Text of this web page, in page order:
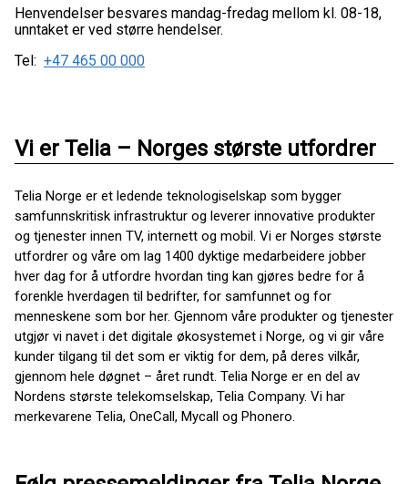
Henvendelser besvares mandag-fredag mellom kl. 08-18,
unntaket er ved større hendelser.
Tel: +47 465 00 000
Vi er Telia – Norges største utfordrer
Telia Norge er et ledende teknologiselskap som bygger
samfunnskritisk infrastruktur og leverer innovative produkter
og tjenester innen TV, internett og mobil. Vi er Norges største
utfordrer og våre om lag 1400 dyktige medarbeidere jobber
hver dag for å utfordre hvordan ting kan gjøres bedre for å
forenkle hverdagen til bedrifter, for samfunnet og for
menneskene som bor her. Gjennom våre produkter og tjenester
utgjør vi navet i det digitale økosystemet i Norge, og vi gir våre
kunder tilgang til det som er viktig for dem, på deres vilkår,
gjennom hele døgnet – året rundt. Telia Norge er en del av
Nordens største telekomselskap, Telia Company. Vi har
merkevarene Telia, OneCall, Mycall og Phonero.